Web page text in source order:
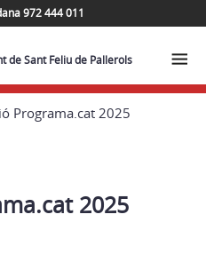
972 444 011
de Sant Feliu de Pallerols
Programa.cat 2025
2025